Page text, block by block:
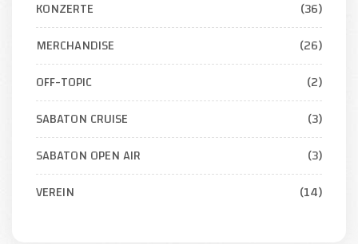
KONZERTE
(36)
MERCHANDISE
(26)
OFF-TOPIC
(2)
SABATON CRUISE
(3)
SABATON OPEN AIR
(3)
VEREIN
(14)